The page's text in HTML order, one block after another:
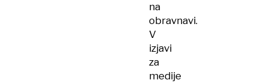
na
obravnavi.
V
izjavi
za
medije